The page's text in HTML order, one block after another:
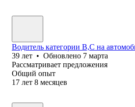
Водитель категории B,C на
39 лет • Обновлено 7 марта
Рассматривает предложения
Общий опыт
17 лет 8 месяцев